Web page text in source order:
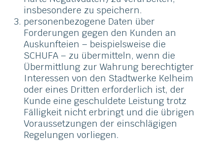
insbesondere zu speichern.
personenbezogene Daten über
Forderungen gegen den Kunden an
Auskunfteien – beispielsweise die
SCHUFA – zu übermitteln, wenn die
Übermittlung zur Wahrung berechtigter
Interessen von den Stadtwerke Kelheim
oder eines Dritten erforderlich ist, der
Kunde eine geschuldete Leistung trotz
Fälligkeit nicht erbringt und die übrigen
Voraussetzungen der einschlägigen
Regelungen vorliegen.